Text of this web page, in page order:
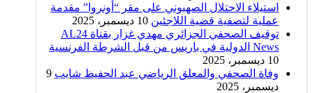
استيلاء الاحتلال الصهيوني على مقر “أونروا” مقدمة
عملية لتصفية قضية اللاجئين 10 ديسمبر، 2025
توقيف الصحفي الجزائري مهدي غزار بقناة AL24
News الدولية في باريس من قبل الشرطة الفرنسية
10 ديسمبر، 2025
وفاة الصحفي والمعلق الرياضي عبد الحفيظ شايب 9
ديسمبر، 2025